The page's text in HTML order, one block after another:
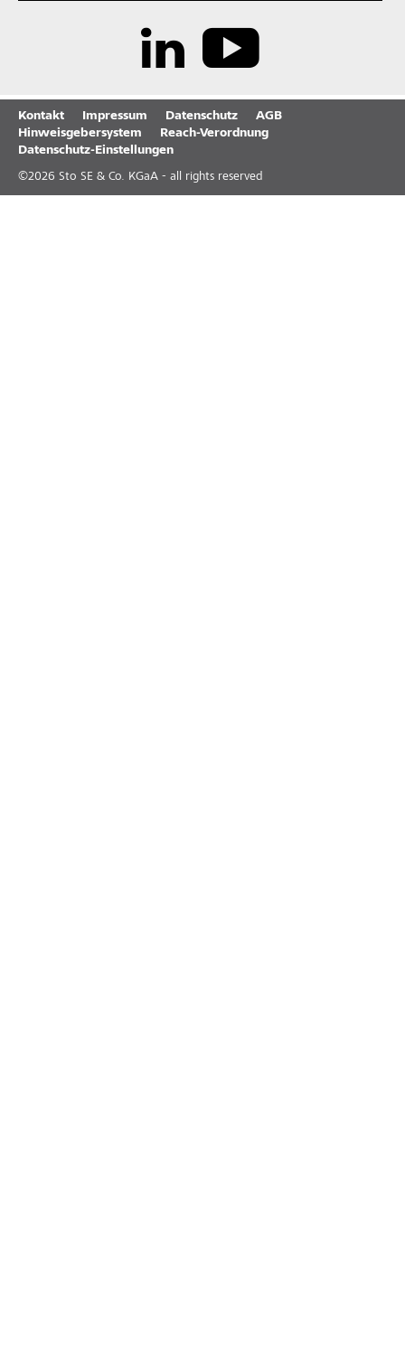
Kontakt Impressum Datenschutz
AGB
Hinweisgebersystem
Reach-Verordnung
Datenschutz-Einstellungen
©2026 Sto SE & Co. KGaA - all rights reserved